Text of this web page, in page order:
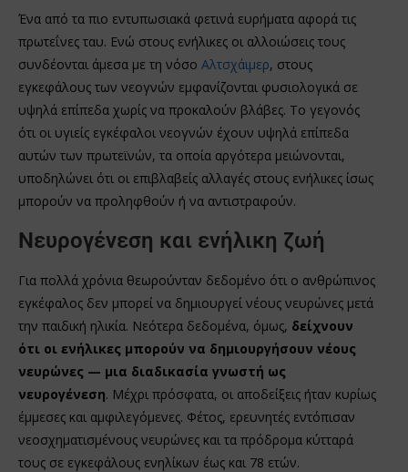
Ένα από τα πιο εντυπωσιακά φετινά ευρήματα αφορά τις
πρωτεΐνες ταυ. Ενώ στους ενήλικες οι αλλοιώσεις τους
συνδέονται άμεσα με τη νόσο Αλτσχάιμερ, στους
εγκεφάλους των νεογνών εμφανίζονται φυσιολογικά σε
υψηλά επίπεδα χωρίς να προκαλούν βλάβες. Το γεγονός
ότι οι υγιείς εγκέφαλοι νεογνών έχουν υψηλά επίπεδα
αυτών των πρωτεϊνών, τα οποία αργότερα μειώνονται,
υποδηλώνει ότι οι επιβλαβείς αλλαγές στους ενήλικες ίσως
μπορούν να προληφθούν ή να αντιστραφούν.
Νευρογένεση και ενήλικη ζωή
Για πολλά χρόνια θεωρούνταν δεδομένο ότι ο ανθρώπινος
εγκέφαλος δεν μπορεί να δημιουργεί νέους νευρώνες μετά
την παιδική ηλικία. Νεότερα δεδομένα, όμως, δείχνουν
ότι οι ενήλικες μπορούν να δημιουργήσουν νέους
νευρώνες — μια διαδικασία γνωστή ως
νευρογένεση. Μέχρι πρόσφατα, οι αποδείξεις ήταν κυρίως
έμμεσες και αμφιλεγόμενες. Φέτος, ερευνητές εντόπισαν
νεοσχηματισμένους νευρώνες και τα πρόδρομα κύτταρά
τους σε εγκεφάλους ενηλίκων έως και 78 ετών.